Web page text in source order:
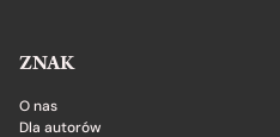
ZNAK
O nas
Dla autorów